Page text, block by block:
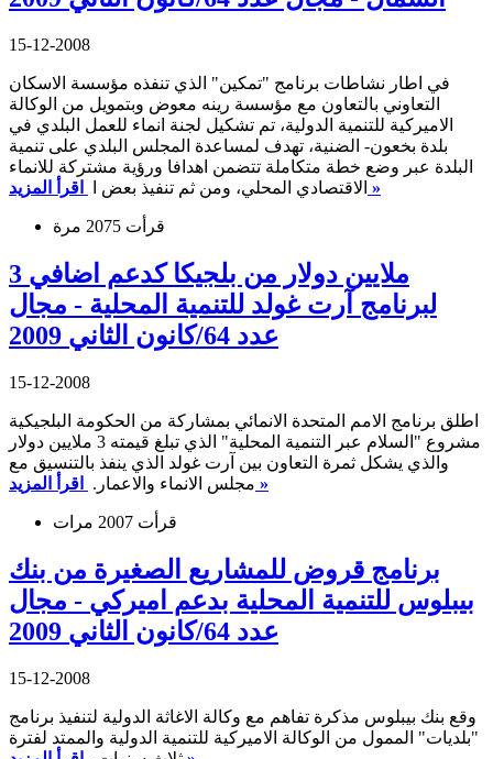
15-12-2008
في اطار نشاطات برنامج "تمكين" الذي تنفذه مؤسسة الاسكان
التعاوني بالتعاون مع مؤسسة رينه معوض وبتمويل من الوكالة
الاميركية للتنمية الدولية، تم تشكيل لجنة انماء للعمل البلدي في
بلدة بخعون- الضنية، تهدف لمساعدة المجلس البلدي على تنمية
البلدة عبر وضع خطة متكاملة تتضمن اهدافا ورؤية مشتركة للانماء
الاقتصادي المحلي، ومن ثم تنفيذ بعض ا اقرأ المزيد »
قرأت 2075 مرة
3 ملايين دولار من بلجيكا كدعم اضافي
لبرنامج آرت غولد للتنمية المحلية - مجال
عدد 64/كانون الثاني 2009
15-12-2008
اطلق برنامج الامم المتحدة الانمائي بمشاركة من الحكومة البلجيكية
مشروع "السلام عبر التنمية المحلية" الذي تبلغ قيمته 3 ملايين دولار
والذي يشكل ثمرة التعاون بين آرت غولد الذي ينفذ بالتنسيق مع
مجلس الانماء والاعمار. اقرأ المزيد »
قرأت 2007 مرات
برنامج قروض للمشاريع الصغيرة من بنك
بيبلوس للتنمية المحلية بدعم اميركي - مجال
عدد 64/كانون الثاني 2009
15-12-2008
وقع بنك بيبلوس مذكرة تفاهم مع وكالة الاغاثة الدولية لتنفيذ برنامج
"بلديات" الممول من الوكالة الاميركية للتنمية الدولية والممتد لفترة